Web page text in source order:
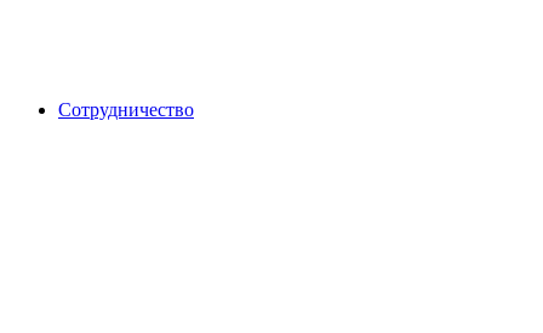
Сотрудничество